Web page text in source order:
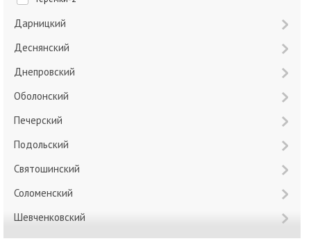
Дарницкий
Деснянский
Днепровский
Оболонский
Печерский
Подольский
Святошинский
Соломенский
Шевченковский